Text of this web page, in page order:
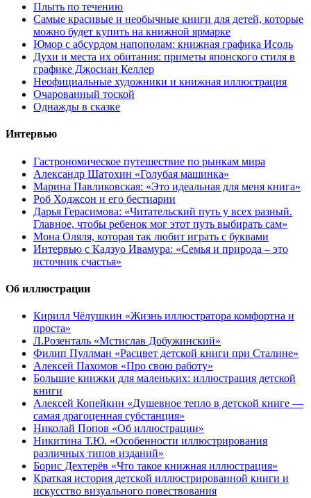
Плыть по течению
Самые красивые и необычные книги для детей, которые
можно будет купить на книжной ярмарке
Юмор с абсурдом напополам: книжная графика Исоль
Духи и места их обитания: приметы японского стиля в
графике Джосиан Келлер
Неофициальные художники и книжная иллюстрация
Очарованный тоской
Однажды в сказке
Интервью
Гастрономическое путешествие по рынкам мира
Александр Шатохин «Голубая машинка»
Марина Павликовская: «Это идеальная для меня книга»
Роб Ходжсон и его бестиарии
Дарья Герасимова: «Читательский путь у всех разный.
Главное, чтобы ребенок мог этот путь выбирать сам»
Мона Оляля, которая так любит играть с буквами
Интервью с Кадзуо Ивамура: «Семья и природа – это
источник счастья»
Об иллюстрации
Кирилл Чёлушкин «Жизнь иллюстратора комфортна и
проста»
Л.Розенталь «Мстислав Добужинский»
Филип Пуллман «Расцвет детской книги при Сталине»
Алексей Пахомов «Про свою работу»
Большие книжки для маленьких: иллюстрация детской
книги
Алексей Копейкин «Душевное тепло в детской книге —
самая драгоценная субстанция»
Николай Попов «Об иллюстрации»
Никитина Т.Ю. «Особенности иллюстрирования
различных типов изданий»
Борис Дехтерёв «Что такое книжная иллюстрация»
Краткая история детской иллюстрированной книги и
искусство визуального повествования